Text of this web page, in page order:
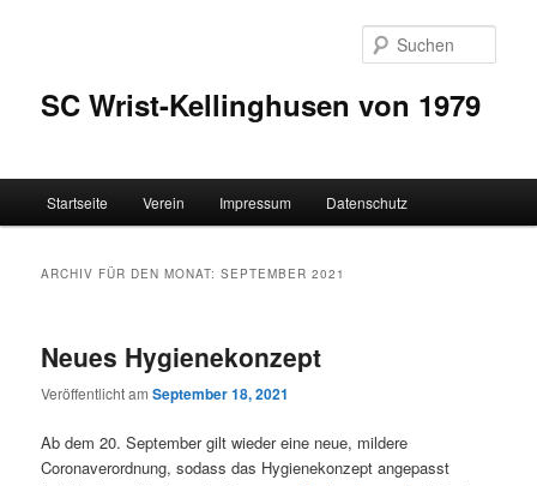
SC Wrist-Kellinghusen von 1979
Startseite Verein Impressum Datenschutz
ARCHIV FÜR DEN MONAT:SEPTEMBER 2021
Neues Hygienekonzept
Veröffentlicht amSeptember 18, 2021
Ab dem 20. September gilt wieder eine neue, mildere
Coronaverordnung, sodass das Hygienekonzept angepasst